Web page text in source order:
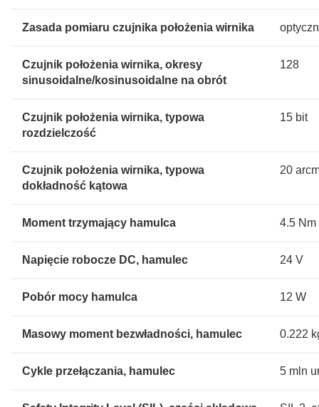
Zasada pomiaru czujnika położenia wirnika
Czujnik położenia wirnika, okresy
sinusoidalne/kosinusoidalne na obrót
128
Czujnik położenia wirnika, typowa
rozdzielczość
15 bit
Czujnik położenia wirnika, typowa
dokładność kątowa
20
Moment trzymający hamulca 4.5 Nm
Napięcie robocze DC, hamulec 24 V
Pobór mocy hamulca 12 W
Masowy moment bezwładności, hamulec 0.222
Cykle przełączania, hamulec 5 mln